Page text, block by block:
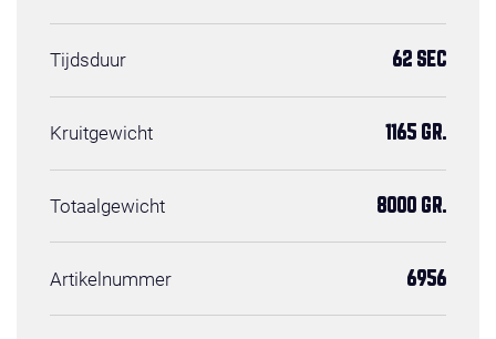
Tijdsduur 62 SEC
Kruitgewicht 1165 GR.
Totaalgewicht 8000 GR.
Artikelnummer 6956